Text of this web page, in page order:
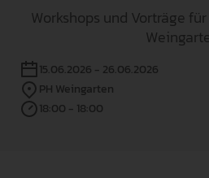
STUDIENINTERESSIERTE
Workshops und Vorträge
15.06.2026 - 26.06.2026
PH Weingarten
18:00 - 18:00